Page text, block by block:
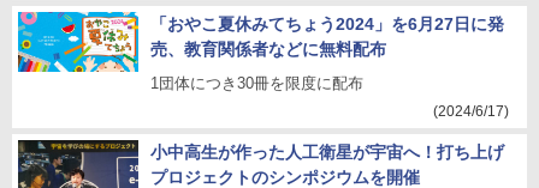
「おやこ夏休みてちょう2024」を6月27日に発
売、教育関係者などに無料配布
1団体につき30冊を限度に配布
(2024/6/17)
小中高生が作った人工衛星が宇宙へ！打ち上げ
プロジェクトのシンポジウムを開催